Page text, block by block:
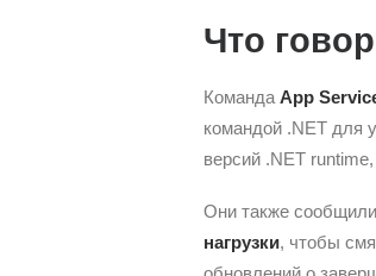
Что
Команда App
командой .NET для
версий .NET
Они также
нагрузки, чтобы